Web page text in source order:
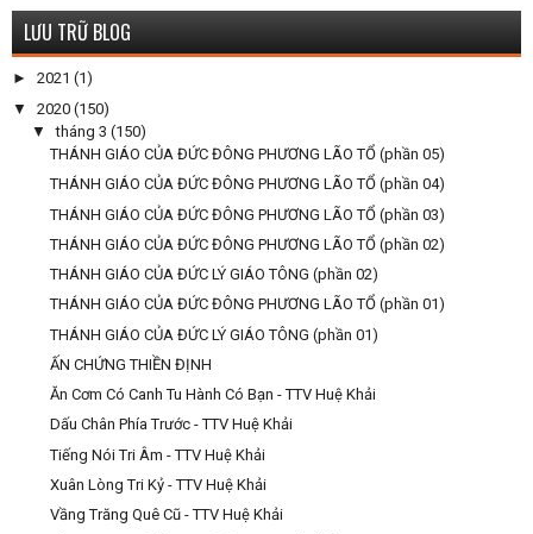
LƯU TRỮ BLOG
► 2021 (1)
▼ 2020 (150)
▼tháng 3 (150)
THÁNH GIÁO CỦA ĐỨC ĐÔNG PHƯƠNG LÃO TỔ (phần 05)
THÁNH GIÁO CỦA ĐỨC ĐÔNG PHƯƠNG LÃO TỔ (phần 04)
THÁNH GIÁO CỦA ĐỨC ĐÔNG PHƯƠNG LÃO TỔ (phần 03)
THÁNH GIÁO CỦA ĐỨC ĐÔNG PHƯƠNG LÃO TỔ (phần 02)
THÁNH GIÁO CỦA ĐỨC LÝ GIÁO TÔNG (phần 02)
THÁNH GIÁO CỦA ĐỨC ĐÔNG PHƯƠNG LÃO TỔ (phần 01)
THÁNH GIÁO CỦA ĐỨC LÝ GIÁO TÔNG (phần 01)
ẤN CHỨNG THIỀN ĐỊNH
Ăn Cơm Có Canh Tu Hành Có Bạn - TTV Huệ Khải
Dấu Chân Phía Trước - TTV Huệ Khải
Tiếng Nói Tri Âm - TTV Huệ Khải
Xuân Lòng Tri Kỷ - TTV Huệ Khải
Vầng Trăng Quê Cũ - TTV Huệ Khải